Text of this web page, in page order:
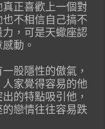
正喜歡上一個對
不相信自己搞不
，可是天蠍座認
動。
股隱性的傲氣，
家覺得容易的他
的特點吸引他，
戀情往往容易跌